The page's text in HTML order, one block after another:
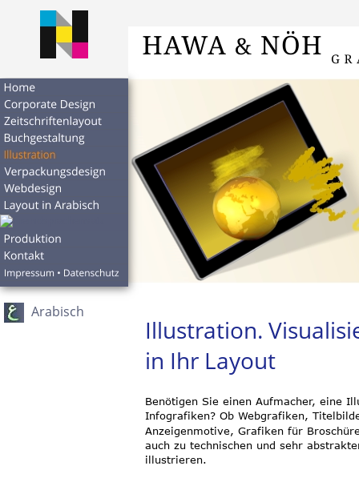
Illustration.
in Ihr Layout
Benötigen Sie einen Aufmacher, eine
Infografiken? Ob Webgrafiken,
Anzeigenmotive, Grafiken für
auch zu technischen und sehr
illustrieren.
Arabisch